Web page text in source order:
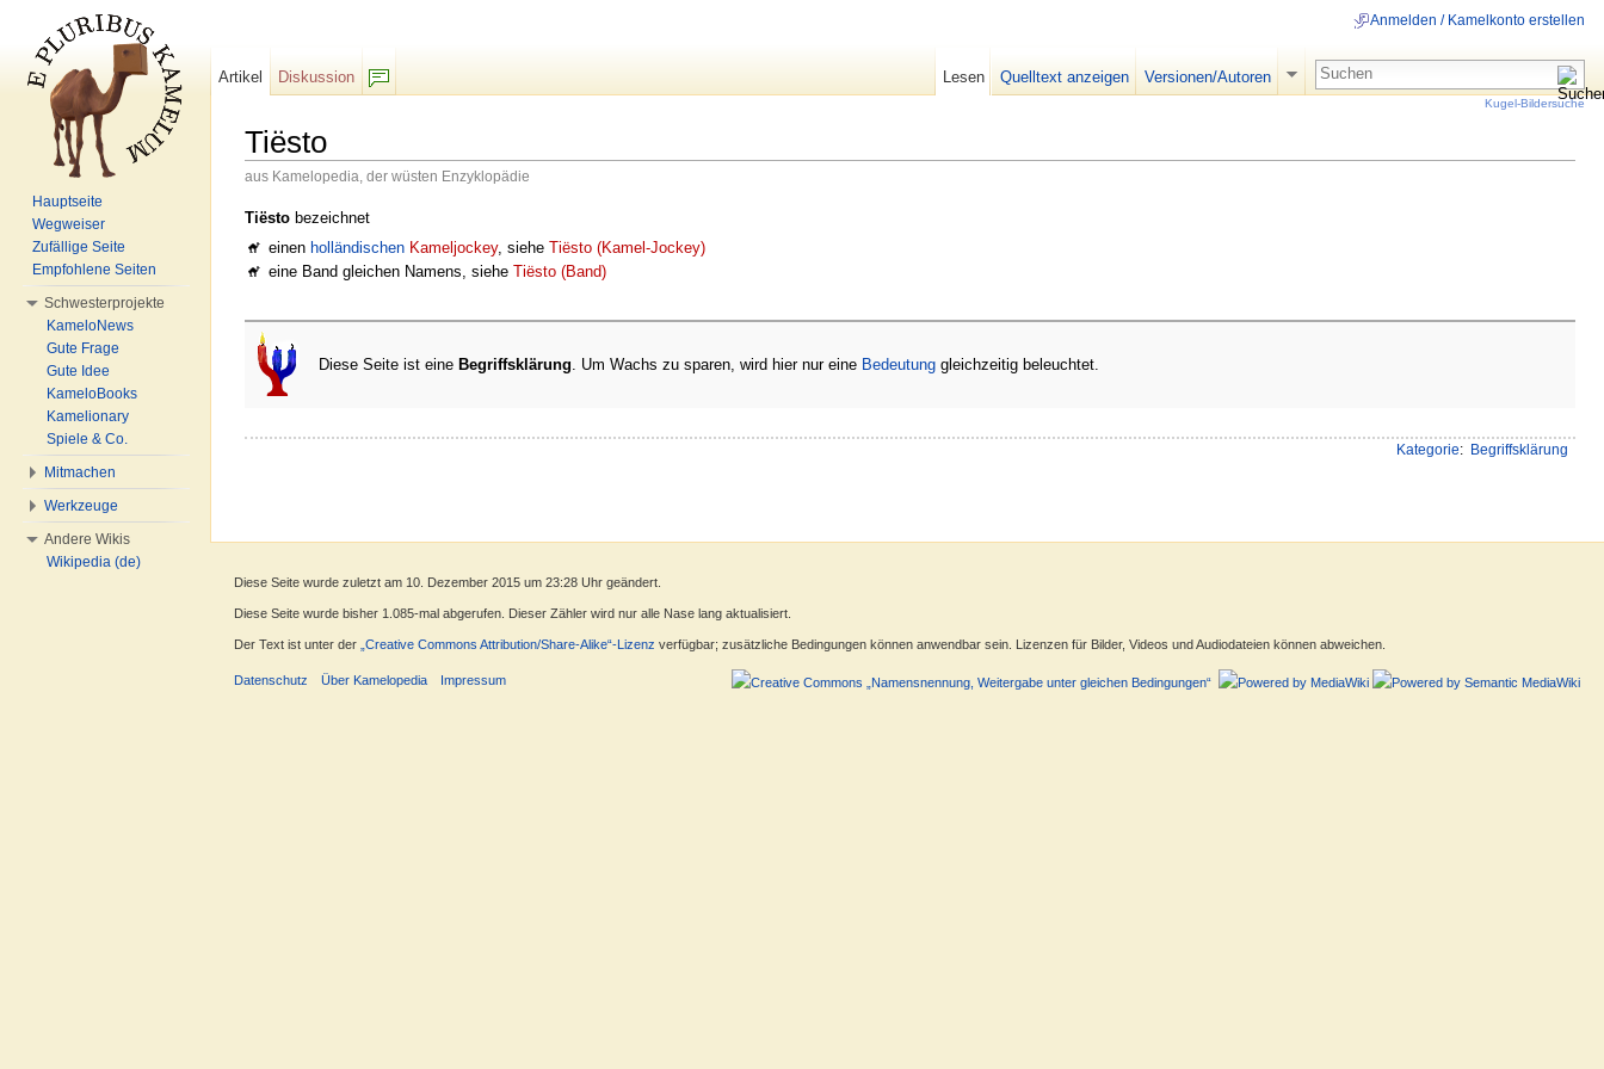
Tiësto
aus Kamelopedia, der wüsten Enzyklopädie
Tiësto bezeichnet
einen holländischen Kameljockey, sieheTiësto (Kamel-Jockey)
eine Band gleichen Namens, sieheTiësto (Band)
Diese Seite ist eine Begriffsklärung . Um Wachs zu sparen, wird hier nur eine Bedeutung gleichzeitig beleuchtet.
Kategorie: Begriffsklärung
Anmelden / Kamelkonto erstellen
Artikel
Diskussion
Lesen Quelltext anzeigen Versionen/Autoren
Kugel-Bildersuche
Hauptseite
Wegweiser
Zufällige Seite
Empfohlene Seiten
Schwesterprojekte
KameloNews
Gute Frage
Gute Idee
KameloBooks
Kamelionary
Spiele & Co.
Mitmachen
Werkzeuge
Andere Wikis
Wikipedia (de)
Diese Seite wurde zuletzt am 10. Dezember 2015 um 23:28 Uhr geändert.
Diese Seite wurde bisher 1.085-mal abgerufen. Dieser Zähler wird nur alle Nase lang aktualisiert.
Der Text ist unter der „Creative Commons Attribution/Share-Alike“-Lizenz verfügbar; zusätzliche Bedingungen können anwendbar sein. Lizenzen für Bilder, Videos und Audiodateien können abweichen.
Datenschutz Über Kamelopedia Impressum